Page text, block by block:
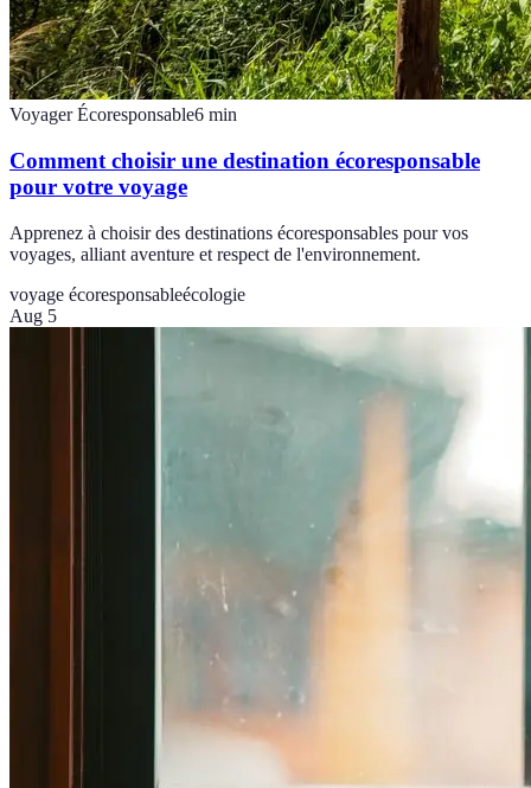
Voyager Écoresponsable6 min
Comment choisir une destination écoresponsable
pour votre voyage
Apprenez à choisir des destinations écoresponsables pour vos
voyages, alliant aventure et respect de l'environnement.
voyage écoresponsableécologie
Aug 5